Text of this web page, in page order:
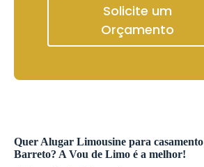
Solicite um
Orçamento
Quer Alugar Limousine para casamento
Barreto? A Vou de Limo é a melhor!